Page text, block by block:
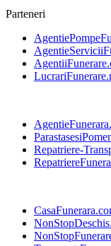
Parteneri
Repatriere-